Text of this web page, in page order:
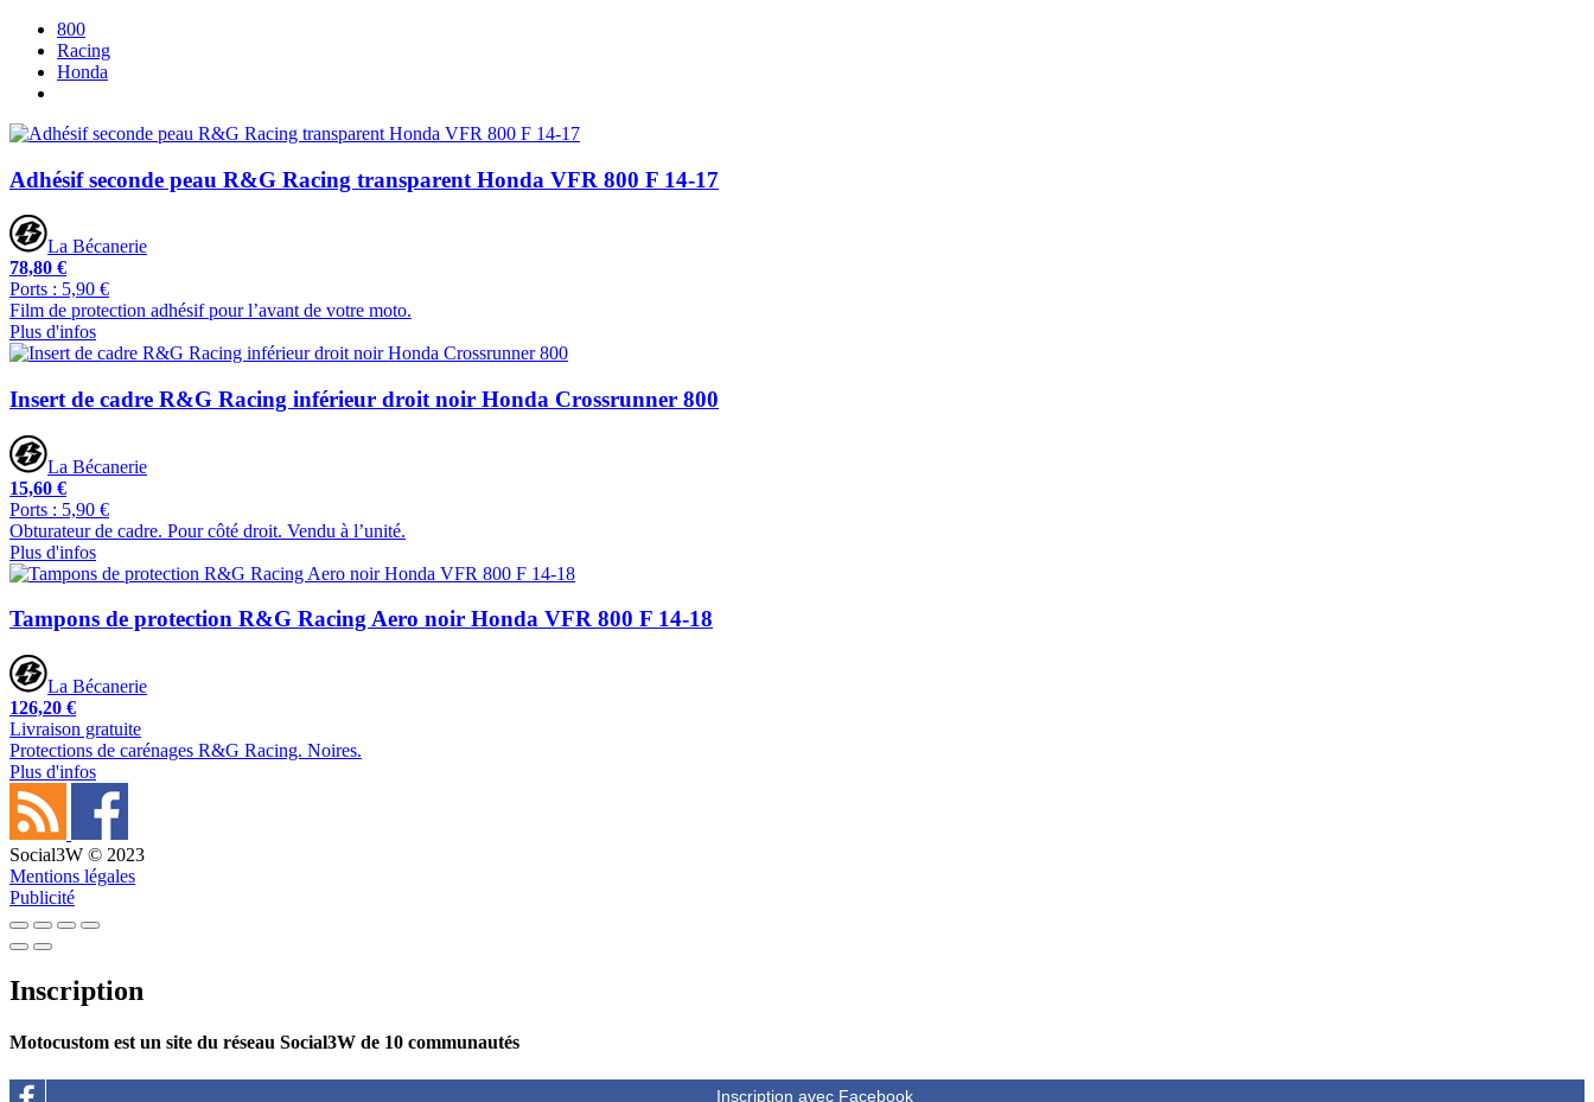
800
Racing
Honda
Adhésif seconde peau R&G Racing transparent Honda VFR 800 F 14-17
La Bécanerie
78,80 €
Ports : 5,90 €
Film de protection adhésif pour l’avant de votre moto.
Plus d'infos
Insert de cadre R&G Racing inférieur droit noir Honda Crossrunner 800
La Bécanerie
15,60 €
Ports : 5,90 €
Obturateur de cadre. Pour côté droit. Vendu à l’unité.
Plus d'infos
Tampons de protection R&G Racing Aero noir Honda VFR 800 F 14-18
La Bécanerie
126,20 €
Livraison gratuite
Protections de carénages R&G Racing. Noires.
Plus d'infos
Social3W © 2023
Mentions légales
Publicité
Inscription
Motocustom est un site du réseau Social3W de 10 communautés